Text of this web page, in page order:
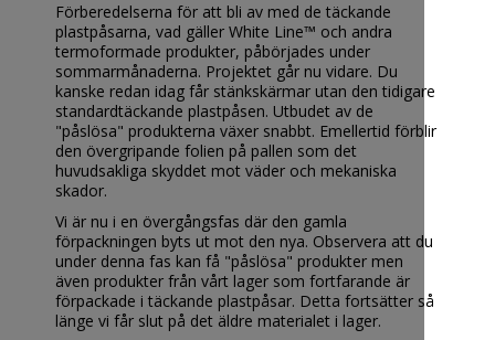
Förberedelserna för att bli av med de täckande
plastpåsarna, vad gäller White Line™ och andra
termoformade produkter, påbörjades under
sommarmånaderna. Projektet går nu vidare. Du
kanske redan idag får stänkskärmar utan den tidigare
standardtäckande plastpåsen. Utbudet av de
"påslösa" produkterna växer snabbt. Emellertid förblir
den övergripande folien på pallen som det
huvudsakliga skyddet mot väder och mekaniska
skador.
Vi är nu i en övergångsfas där den gamla
förpackningen byts ut mot den nya. Observera att du
under denna fas kan få "påslösa" produkter men
även produkter från vårt lager som fortfarande är
förpackade i täckande plastpåsar. Detta fortsätter så
länge vi får slut på det äldre materialet i lager.